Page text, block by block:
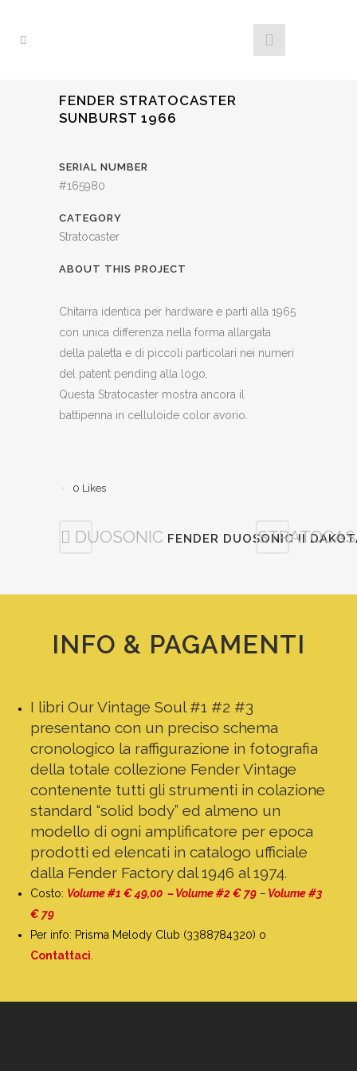
FENDER STRATOCASTER
SUNBURST 1966
SERIAL NUMBER
#165980
CATEGORY
Stratocaster
ABOUT THIS PROJECT
Chitarra identica per hardware e parti alla 1965
con unica differenza nella forma allargata
della paletta e di piccoli particolari nei numeri
del patent pending alla logo.
Questa Stratocaster mostra ancora il
battipenna in celluloide color avorio.
0 Likes
DUOSONIC FENDER DUOSONIC II
INFO & PAGAMENTI
I libri Our Vintage Soul #1 #2 #3
presentano con un preciso schema
cronologico la raffigurazione in fotografia
della totale collezione Fender Vintage
contenente tutti gli strumenti in colazione
standard “solid body” ed almeno un
modello di ogni amplificatore per epoca
prodotti ed elencati in catalogo ufficiale
dalla Fender Factory dal 1946 al 1974.
Costo: Volume #1 € 49,00 – Volume #2 € 79 – Volume #3
€ 79
Per info: Prisma Melody Club (3388784320) o
Contattaci